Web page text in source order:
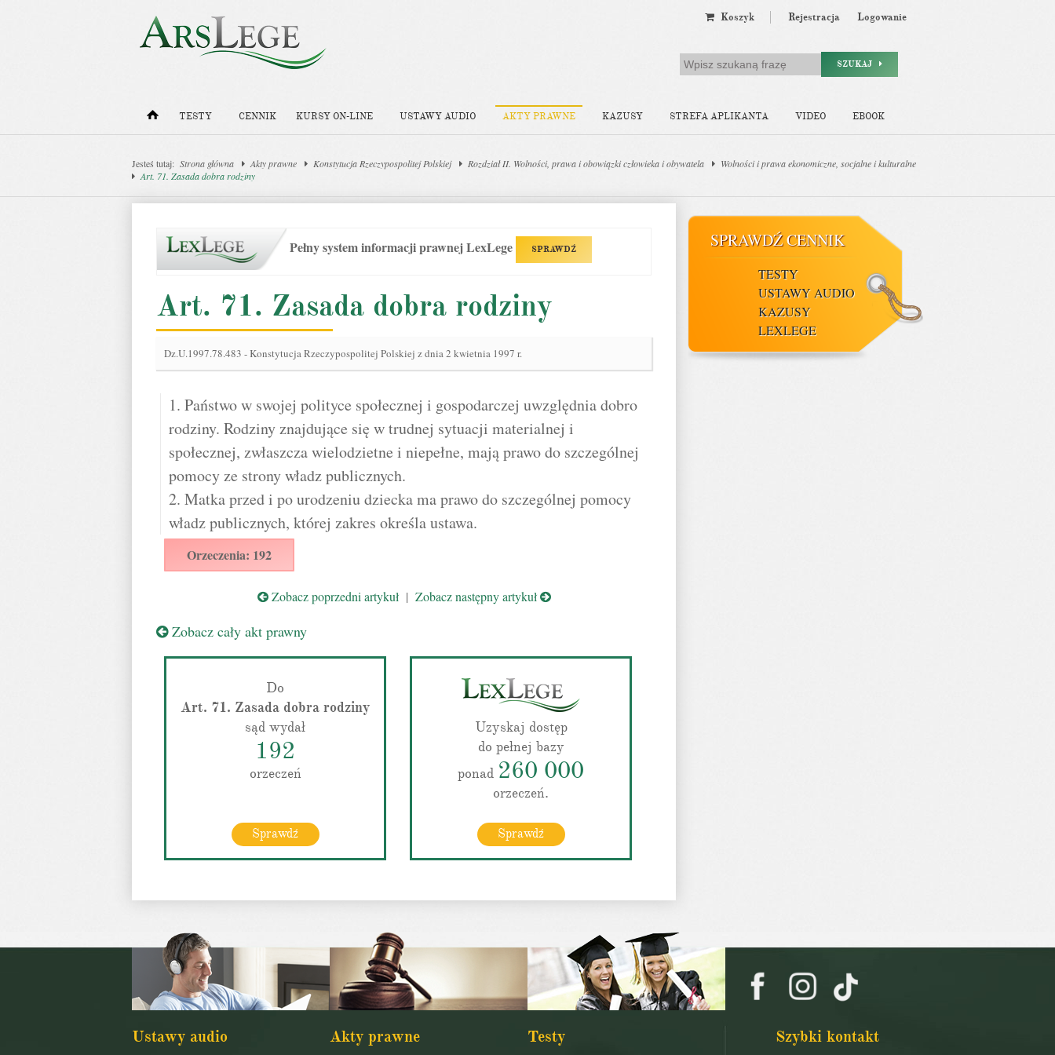
Koszyk Rejestracja Logowanie
SZUKAJ
TESTY CENNIK KURSY ON-LINE USTAWY AUDIO AKTY PRAWNE KAZUSY STREFA APLIKANTA VIDEO EBOOK
Jesteś tutaj: Strona główna Akty prawne Konstytucja Rzeczypospolitej Polskiej Rozdział II. Wolności, prawa i obowiązki człowieka i obywatela
Wolności i prawa ekonomiczne, socjalne i kulturalne
Art. 71. Zasada dobra rodziny
Pełny system informacji prawnej LexLege SPRAWDŹ
Art. 71. Zasada dobra rodziny
Dz.U.1997.78.483 -Konstytucja Rzeczypospolitej Polskiej z dnia 2 kwietnia 1997 r.
1. Państwo w swojej polityce społecznej i gospodarczej uwzględnia dobro
rodziny. Rodziny znajdujące się w trudnej sytuacji materialnej i
społecznej, zwłaszcza wielodzietne i niepełne, mają prawo do szczególnej
pomocy ze strony władz publicznych.
2. Matka przed i po urodzeniu dziecka ma prawo do szczególnej pomocy
władz publicznych, której zakres określa ustawa.
Orzeczenia: 192
Zobacz poprzedni artykuł| Zobacz następny artykuł
Zobacz cały akt prawny
Do
Art. 71. Zasada dobra rodziny
sąd wydał
192
orzeczeń
Sprawdź
Uzyskaj dostęp
do pełnej bazy
ponad 260 000
orzeczeń.
Sprawdź
SPRAWDŹ CENNIK
TESTY
USTAWY AUDIO
KAZUSY
LEXLEGE
Ustawy audio Akty prawne Testy Szybki kontakt